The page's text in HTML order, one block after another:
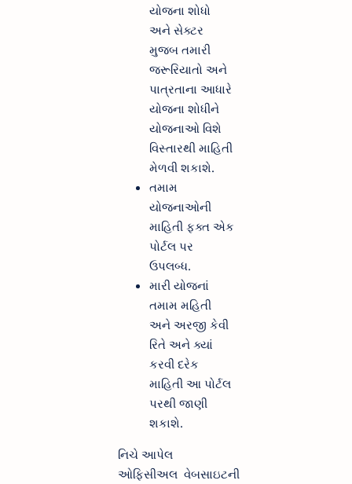
યોજના શોધો
અને સેક્ટર
મુજબ તમારી
જરૂરિયાતો અને
પાત્રતાના આધારે
યોજના શોધીને
યોજનાઓ વિશે
વિસ્તારથી માહિતી
મેળવી શકાશે.
તમામ
યોજનાઓની
માહિતી ફક્ત એક
પોર્ટલ પર
ઉપલબ્ધ.
મારી યોજનાં
તમામ મહિતી
અને અરજી કેવી
રિતે અને ક્યાં
કરવી દરેક
માહિતી આ પોર્ટલ
પરથી જાણી
શકાશે.
નિચે આપેલ
ઓફિસીઅલ વેબસાઇટની